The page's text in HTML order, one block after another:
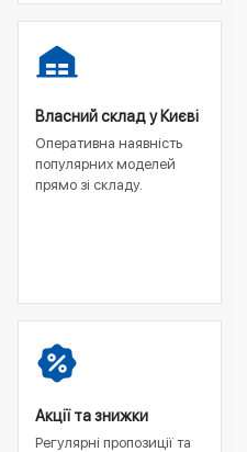
Власний склад у Києві
Оперативна наявність
популярних моделей
прямо зі складу.
Акції та знижки
Регулярні пропозиції та